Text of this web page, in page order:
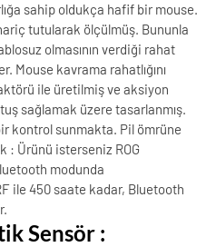
sahip oldukça hafif bir mouse.
hariç tutularak ölçülmüş. Bununla
olmasının verdiği rahat
Mouse kavrama rahatlığını
ile üretilmiş ve aksiyon
sağlamak üzere tasarlanmış.
kontrol sunmakta. Pil ömrüne
: Ürünü isterseniz ROG
modunda
ile 450 saate kadar, Bluetooth
Sensör :